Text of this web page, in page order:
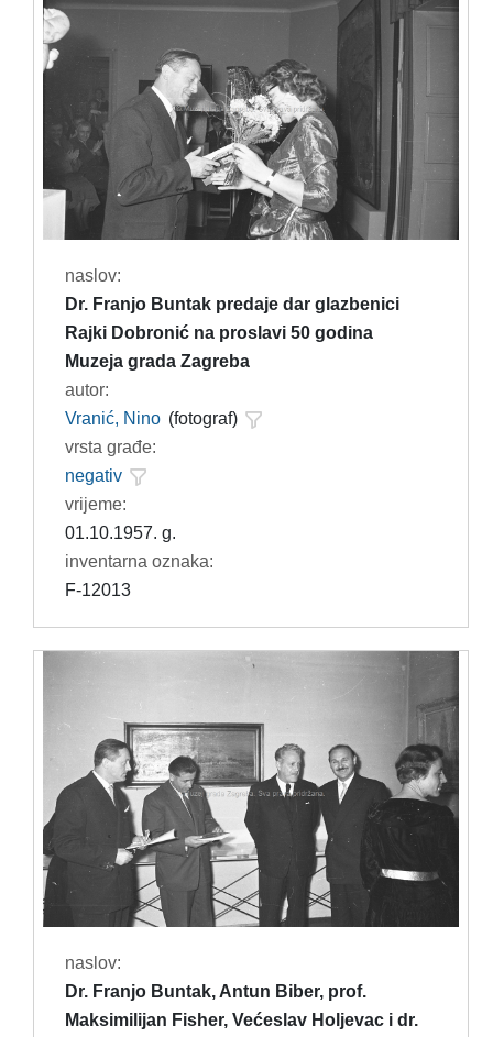
naslov:
Dr. Franjo Buntak predaje dar glazbenici
Rajki Dobronić na proslavi 50 godina
Muzeja grada Zagreba
autor:
Vranić, Nino (fotograf)
vrsta građe:
negativ
vrijeme:
01.10.1957. g.
inventarna oznaka:
F-12013
naslov:
Dr. Franjo Buntak, Antun Biber, prof.
Maksimilijan Fisher, Većeslav Holjevac i dr.